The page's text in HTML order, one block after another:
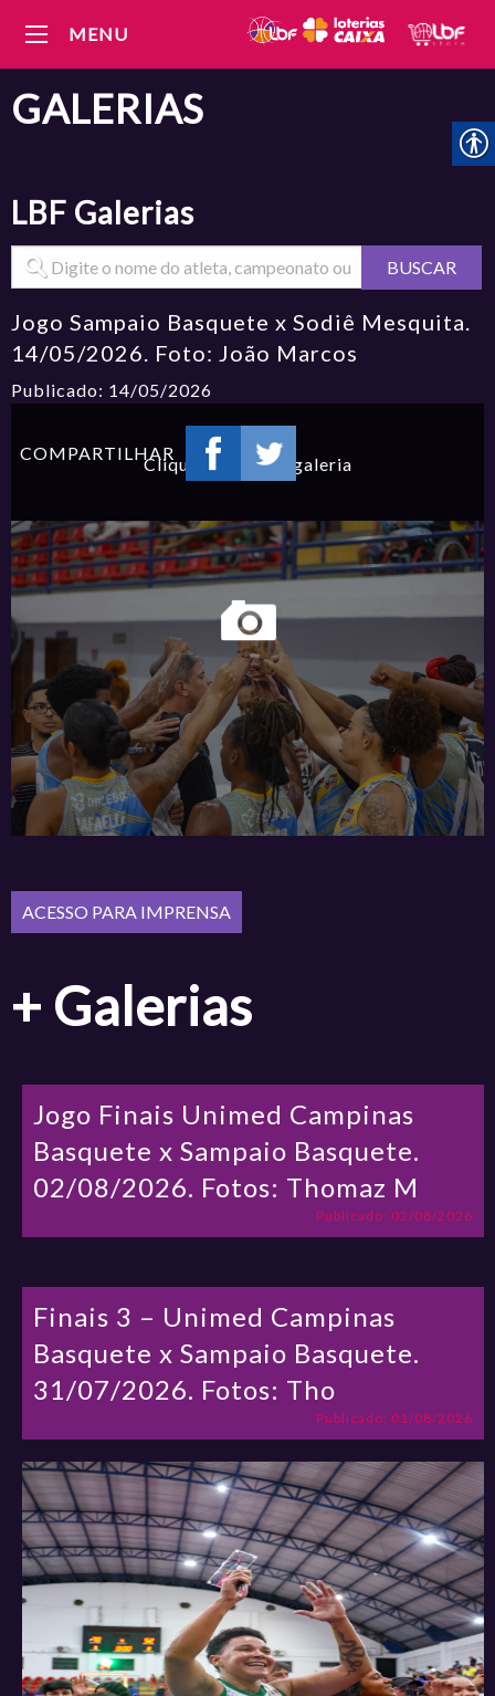
MENU
GALERIAS
LBF Galerias
BUSCAR
Jogo Sampaio Basquete x Sodiê Mesquita.
14/05/2026. Foto: João Marcos
Publicado: 14/05/2026
COMPARTILHAR
+ Galerias
Jogo Finais Unimed Campinas
Basquete x Sampaio Basquete.
02/08/2026. Fotos: Thomaz M
Publicado: 02/08/2026
Finais 3 – Unimed Campinas
Basquete x Sampaio Basquete.
31/07/2026. Fotos: Tho
Publicado: 01/08/2026